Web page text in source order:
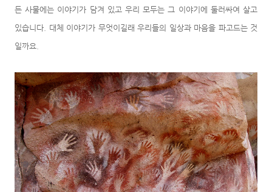
든 사물에는 이야기가 담겨 있고 우리 모두는 그 이야기에 둘러싸여 살고
있습니다. 대체 이야기가 무엇이길래 우리들의 일상과 마음을 파고드는 것
일까요.